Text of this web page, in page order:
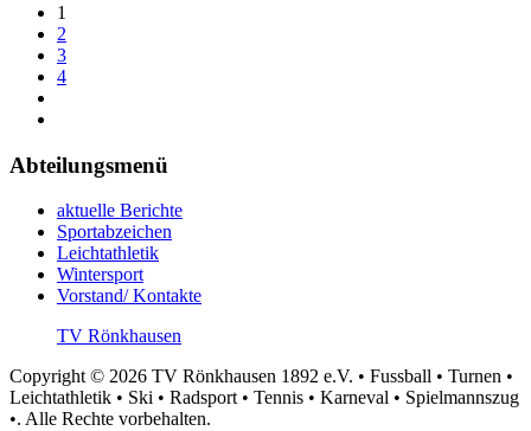
1
2
3
4
Abteilungsmenü
aktuelle Berichte
Sportabzeichen
Leichtathletik
Wintersport
Vorstand/ Kontakte
TV Rönkhausen
Copyright © 2026 TV Rönkhausen 1892 e.V. • Fussball • Turnen •
Leichtathletik • Ski • Radsport • Tennis • Karneval • Spielmannszug
•. Alle Rechte vorbehalten.